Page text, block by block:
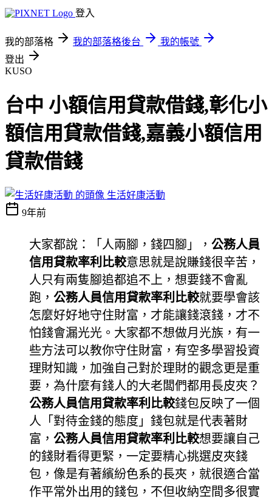
登入
我的部落格 我的部落格後台
我的帳號
登出
KUSO
台中 小額信用貸款借錢,彰化小
額信用貸款借錢,嘉義小額信用
貸款借錢
生活好康活動
9年前
大家都說：「人兩腳，錢四腳」， 公務人員
信用貸款率利比較意思就是說賺錢很辛苦，
人只有兩隻腳追都追不上，想要錢不會亂
跑， 公務人員信用貸款率利比較就要學會該
怎麼好好地守住財富，才能讓錢滾錢，才不
怕錢會漏光光。大家都不想做月光族，有一
些方法可以教你守住財富，有空多學習投資
理財知識，加強自己對於理財的觀念更是重
要，為什麼有錢人的大老闆們都用長皮夾？
公務人員信用貸款率利比較錢包反映了一個
人「對待金錢的態度」錢包就是代表著財
富， 公務人員信用貸款率利比較想要讓自己
的錢財看得更緊，一定要精心挑選皮夾錢
包，像是有著繽紛色系的長夾，就很適合當
作平常外出用的錢包，不但收納空間多很實